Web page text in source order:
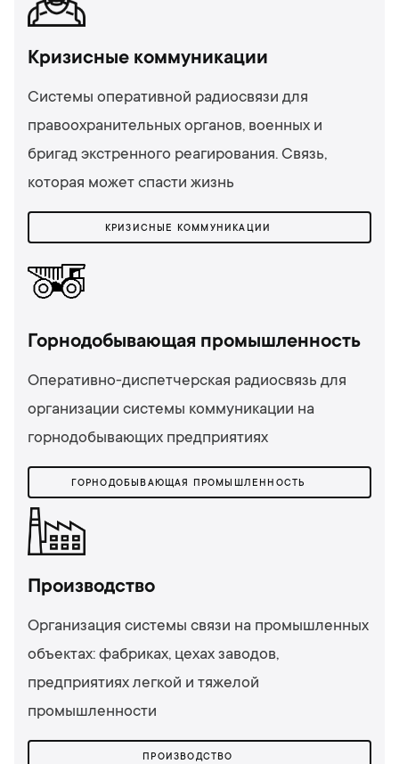
Кризисные коммуникации
Системы оперативной радиосвязи для
правоохранительных органов, военных и
бригад экстренного реагирования. Связь,
которая может спасти жизнь
КРИЗИСНЫЕ КОММУНИКАЦИИ
Горнодобывающая промышленность
Оперативно-диспетчерская радиосвязь для
организации системы коммуникации на
горнодобывающих предприятиях
ГОРНОДОБЫВАЮЩАЯ ПРОМЫШЛЕННОСТЬ
Производство
Организация системы связи на промышленных
объектах: фабриках, цехах заводов,
предприятиях легкой и тяжелой
промышленности
ПРОИЗВОДСТВО